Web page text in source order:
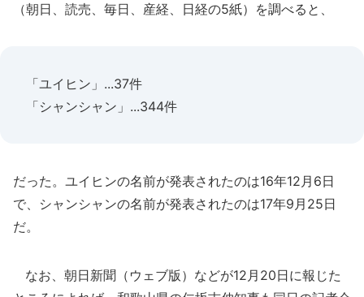
（朝日、読売、毎日、産経、日経の5紙）を調べると、
「ユイヒン」...37件
「シャンシャン」...344件
だった。ユイヒンの名前が発表されたのは16年12月6日
で、シャンシャンの名前が発表されたのは17年9月25日
だ。
なお、朝日新聞（ウェブ版）などが12月20日に報じた